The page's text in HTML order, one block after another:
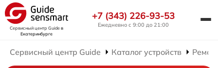
Сервисный центр Guideв
Екатеринбурге
+7 (343) 226-93-53
Ежедневно с 9:00 до 21:00
Сервисный центр Guide Каталог устройств